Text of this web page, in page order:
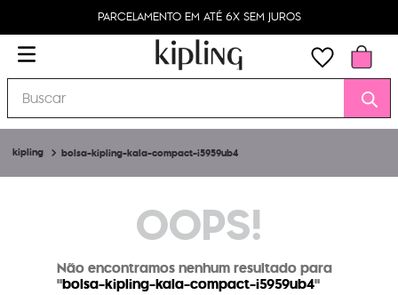
PARCELAMENTO EM ATÉ 6X SEM JUROS
Buscar
bolsa-kipling-kala-compact-i5959ub4
OOPS!
Não encontramos nenhum resultado para
"bolsa-kipling-kala-compact-i5959ub4"